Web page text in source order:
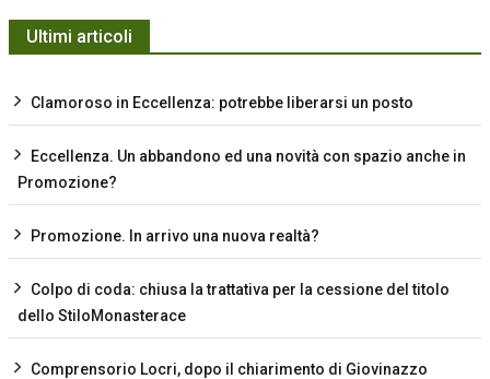
Ultimi articoli
Clamoroso in Eccellenza: potrebbe liberarsi un posto
Eccellenza. Un abbandono ed una novità con spazio anche in
Promozione?
Promozione. In arrivo una nuova realtà?
Colpo di coda: chiusa la trattativa per la cessione del titolo
dello StiloMonasterace
Comprensorio Locri, dopo il chiarimento di Giovinazzo